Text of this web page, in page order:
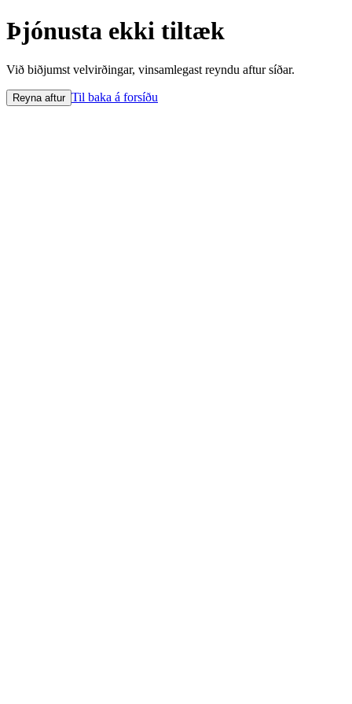
Þjónusta ekki tiltæk
Við biðjumst velvirðingar, vinsamlegast reyndu aftur síðar.
Reyna aftur Til baka á forsíðu